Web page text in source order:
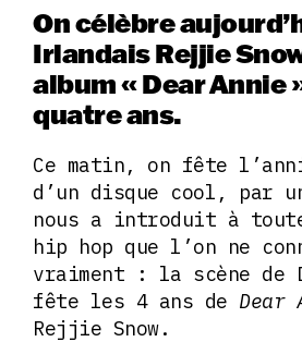
On célèbre
Irlandais Rejjie
album « Dear Annie
quatre ans.
Ce matin, on fête
d’un disque cool, par
nous a introduit à
hip hop que l’on ne
vraiment : la scène de
fête les 4 ans de Dear
Rejjie Snow.